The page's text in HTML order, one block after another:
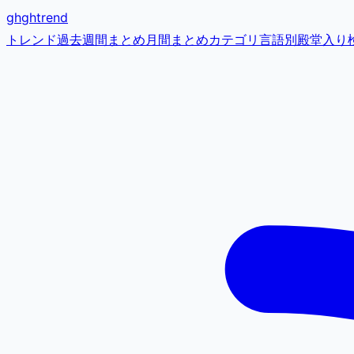
ghghtrend
トレンド過去週間まとめ月間まとめカテゴリ 言語別殿堂入り